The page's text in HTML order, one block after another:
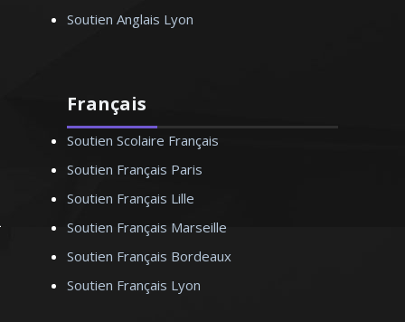
Soutien Anglais Lyon
Français
Soutien Scolaire Français
Soutien Français Paris
Soutien Français Lille
Soutien Français Marseille
Soutien Français Bordeaux
Soutien Français Lyon